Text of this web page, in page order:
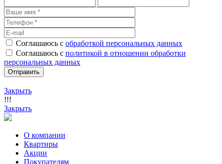
Соглашаюсь с обработкой персональных данных
Соглашаюсь с политикой в отношении обработки
персональных данных
Закрыть
!!!
Закрыть
О компании
Квартиры
Акции
Покупателям